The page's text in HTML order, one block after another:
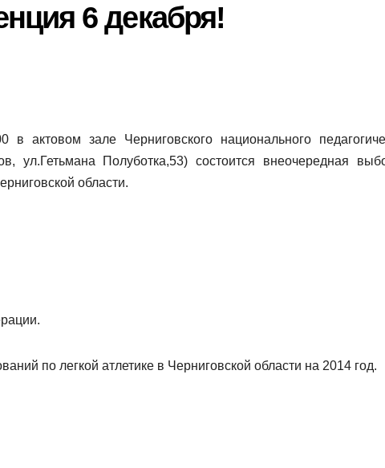
6 декабря!
актовом зале Черниговского национального
ул.Гетьмана Полуботка,53) состоится внеочередная
области.
по легкой атлетике в Черниговской области на 2014 год.